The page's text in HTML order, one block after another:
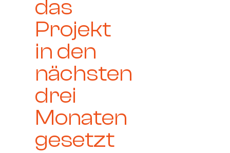
das
Projekt
in den
nächsten
drei
Monaten
gesetzt